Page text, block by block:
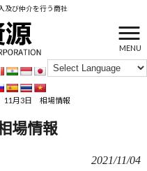
及び仲介を行う商社
MENU
11月3日 相場情報
場情報
2021/11/04